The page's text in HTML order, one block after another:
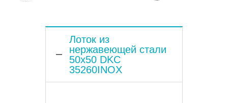
Лоток из
нержавеющей стали
50x50 DKC
35260INOX